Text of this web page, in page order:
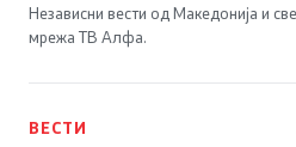
Независни вести од Македонија и
мрежа ТВ Алфа.
ВЕСТИ